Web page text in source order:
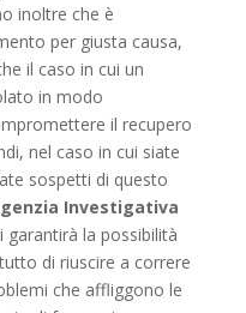
inoltre che è
per giusta causa,
il caso in cui un
in modo
il recupero
nel caso in cui siate
sospetti di questo
Investigativa
garantirà la possibilità
di riuscire a correre
che affliggono le